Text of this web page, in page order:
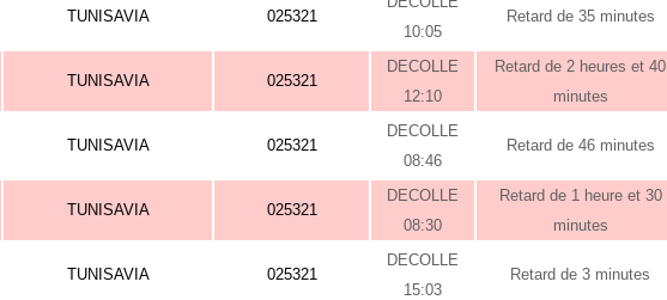
TUNISAVIA 025321
10:05
Retard de 35 minutes
TUNISAVIA 025321
DECOLLE
12:10
Retard de 2 heures et 40
minutes
TUNISAVIA 025321
DECOLLE
08:46
Retard de 46 minutes
TUNISAVIA 025321
DECOLLE
08:30
Retard de 1 heure et 30
minutes
TUNISAVIA 025321
DECOLLE
15:03
Retard de 3 minutes